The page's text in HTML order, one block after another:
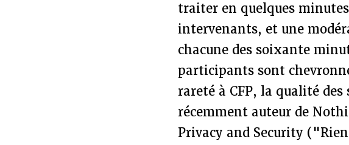
traiter en quelques
intervenants, et une
chacune des soixante
participants sont
rareté à CFP, la qualité
récemment auteur de
Privacy and Security